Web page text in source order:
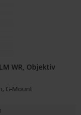
WR, Objektiv
G-Mount